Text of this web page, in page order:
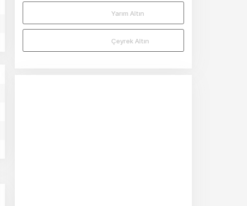
Yarım Altın
Çeyrek Altın